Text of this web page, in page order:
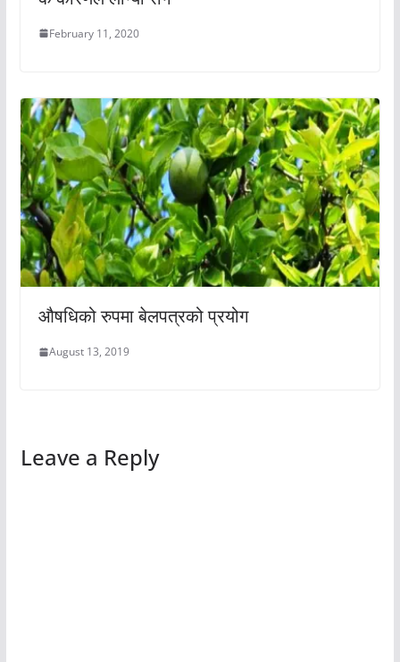
February 11, 2020
औषधिको रुपमा बेलपत्रको प्रयोग
August 13, 2019
Leave a Reply